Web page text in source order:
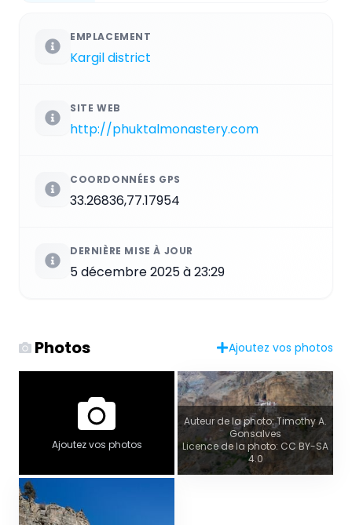
EMPLACEMENT
Kargil district
SITE WEB
http://phuktalmonastery.com
COORDONNÉES GPS
33.26836,77.17954
DERNIÈRE MISE À JOUR
5 décembre 2025 à 23:29
Photos Ajoutez vos photos
Ajoutez vos photos
Auteur de la photo: Timothy A.
Gonsalves
Licence de la photo: CC BY-SA
4.0